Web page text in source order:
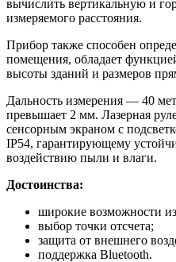
вычислить вертикальную и
измеряемого расстояния.
Прибор также способен
помещения, обладает
высоты зданий и размеров
Дальность измерения — 40
превышает 2 мм. Лазерная
сенсорным экраном с
IP54, гарантирующему
воздействию пыли и влаги.
Достоинства:
широкие возможности
выбор точки отсчета;
защита от внешнего
поддержка Bluetooth.